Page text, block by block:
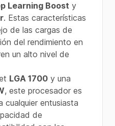
Learning Boost y
. Estas características
de las cargas de
del rendimiento en
un alto nivel de
LGA 1700 y una
, este procesador es
cualquier entusiasta
de